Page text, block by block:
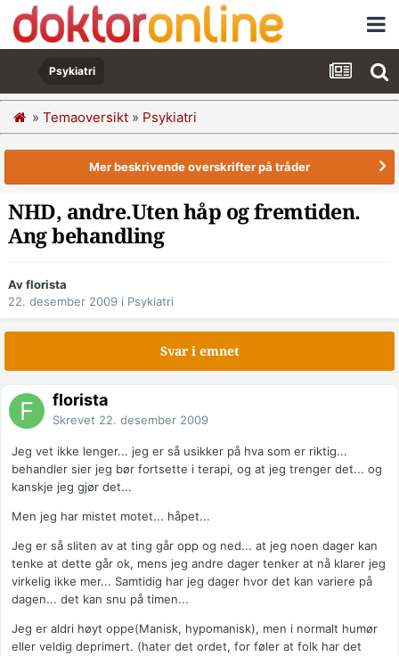
Psykiatri
» Temaoversikt » Psykiatri
Mer beskrivende overskrifter på tråder
NHD, andre.Uten håp og fremtiden.
Ang behandling
Av florista
22. desember 2009 i Psykiatri
Svar i emnet
florista
Skrevet 22. desember 2009
Jeg vet ikke lenger... jeg er så usikker på hva som er riktig...
behandler sier jeg bør fortsette i terapi, og at jeg trenger det... og
kanskje jeg gjør det...
Men jeg har mistet motet... håpet...
Jeg er så sliten av at ting går opp og ned... at jeg noen dager kan
tenke at dette går ok, mens jeg andre dager tenker at nå klarer jeg
virkelig ikke mer... Samtidig har jeg dager hvor det kan variere på
dagen... det kan snu på timen...
Jeg er aldri høyt oppe(Manisk, hypomanisk), men i normalt humør
eller veldig deprimert. (hater det ordet, for føler at folk har det